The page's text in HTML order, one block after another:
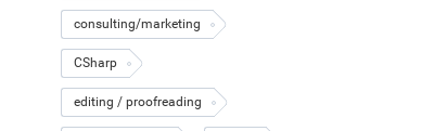
consulting/marketing
CSharp
editing / proofreading